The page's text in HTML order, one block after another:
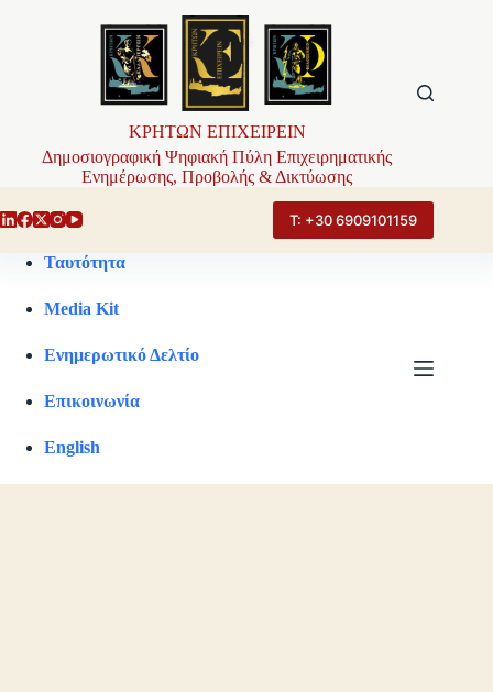
ΚΡΗΤΩΝ ΕΠΙΧΕΙΡΕΙΝ
Δημοσιογραφική Ψηφιακή Πύλη Επιχειρηματικής
Ενημέρωσης, Προβολής & Δικτύωσης
Τ: +30 6909101159
Ταυτότητα
Media Kit
Ενημερωτικό Δελτίο
Επικοινωνία
English